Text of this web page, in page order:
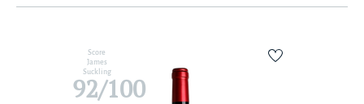
Score
James
Suckling
92/100